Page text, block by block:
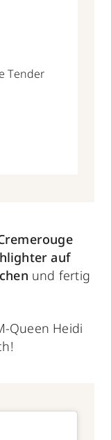
Tender
auf
und fertig
Queen Heidi